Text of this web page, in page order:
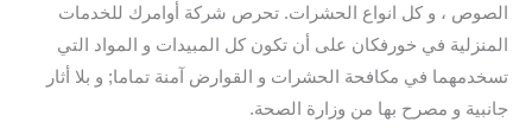
الصوص ، و كل انواع الحشرات. تحرص شركة أوامرك للخدمات
المنزلية في خورفكان على أن تكون كل المبيدات و المواد التي
تسخدمهما في مكافحة الحشرات و القوارض آمنة تماما; و بلا أثار
جانبية و مصرح بها من وزارة الصحة.